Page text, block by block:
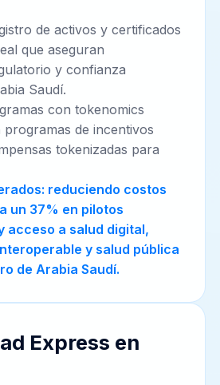
de activos y certificados
que aseguran
y confianza
Saudí.
con tokenomics
de incentivos
tokenizadas para
reduciendo costos
un 37% en pilotos
acceso a salud digital,
y salud pública
de Arabia Saudí.
Express en